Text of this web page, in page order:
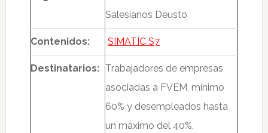
Salesianos Deusto
Contenidos: SIMATIC S7
Destinatarios: Trabajadores de empresas
asociadas a FVEM, minimo
60% y desempleados hasta
un máximo del 40%.